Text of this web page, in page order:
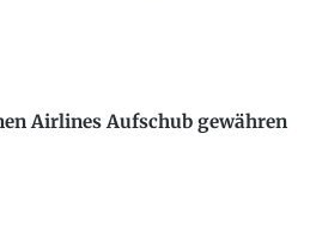
Airlines Aufschub gewähren